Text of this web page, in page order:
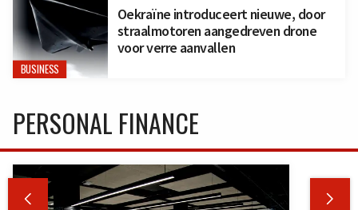
BUSINESS
Oekraïne introduceert nieuwe, door
straalmotoren aangedreven drone
voor verre aanvallen
PERSONAL FINANCE
 